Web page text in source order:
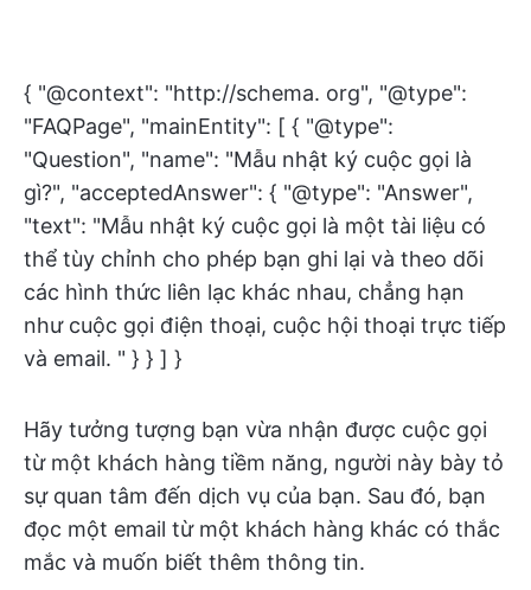
{ "@context": "http://schema. org", "@type":
"FAQPage", "mainEntity": [ { "@type":
"Question", "name": "Mẫu nhật ký cuộc gọi là
gì?", "acceptedAnswer": { "@type": "Answer",
"text": "Mẫu nhật ký cuộc gọi là một tài liệu có
thể tùy chỉnh cho phép bạn ghi lại và theo dõi
các hình thức liên lạc khác nhau, chẳng hạn
như cuộc gọi điện thoại, cuộc hội thoại trực tiếp
và email. " } } ] }
Hãy tưởng tượng bạn vừa nhận được cuộc gọi
từ một khách hàng tiềm năng, người này bày tỏ
sự quan tâm đến dịch vụ của bạn. Sau đó, bạn
đọc một email từ một khách hàng khác có thắc
mắc và muốn biết thêm thông tin.